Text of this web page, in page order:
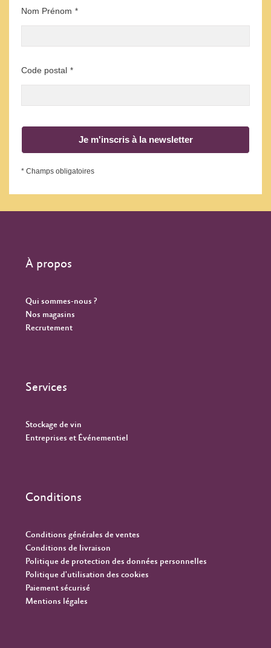
Nom Prénom *
Code postal *
Je m'inscris à la newsletter
* Champs obligatoires
À propos
Qui sommes-nous ?
Nos magasins
Recrutement
Services
Stockage de vin
Entreprises et Événementiel
Conditions
Conditions générales de ventes
Conditions de livraison
Politique de protection des données personnelles
Politique d'utilisation des cookies
Paiement sécurisé
Mentions légales